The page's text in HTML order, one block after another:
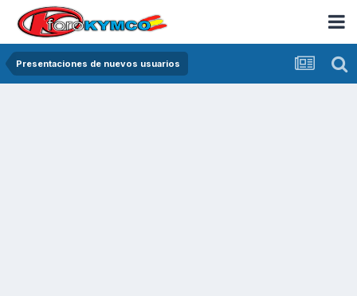
Presentaciones de nuevos usuarios